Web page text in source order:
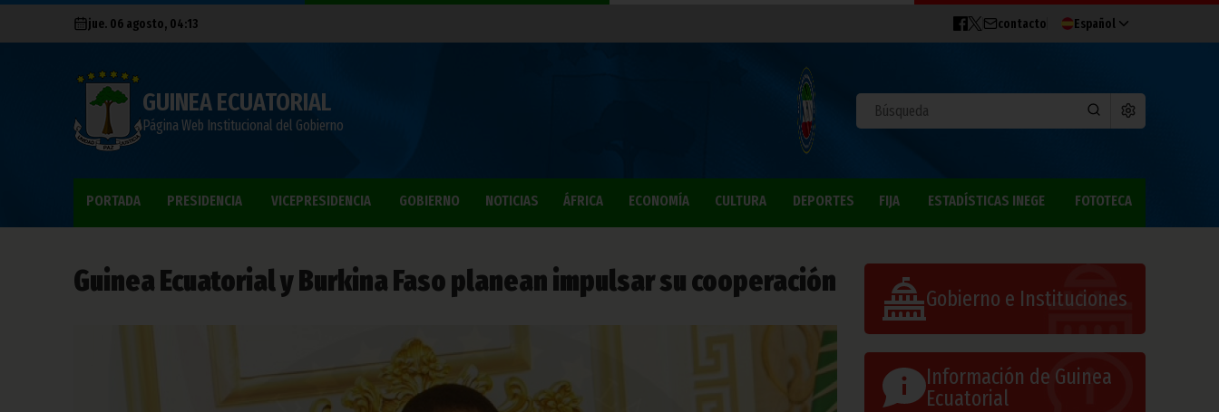
jue. 06 agosto, 04:13 contacto Español
GUINEA ECUATORIAL
Página Web Institucional del Gobierno
PORTADA PRESIDENCIA VICEPRESIDENCIA GOBIERNO NOTICIAS ÁFRICA ECONOMÍA CULTURA DEPORTES FIJA ESTADÍSTICAS INEGE FOTOTECA
Guinea Ecuatorial y Burkina Faso planean impulsar su cooperación
Gobierno e Instituciones
Información de Guinea
Ecuatorial